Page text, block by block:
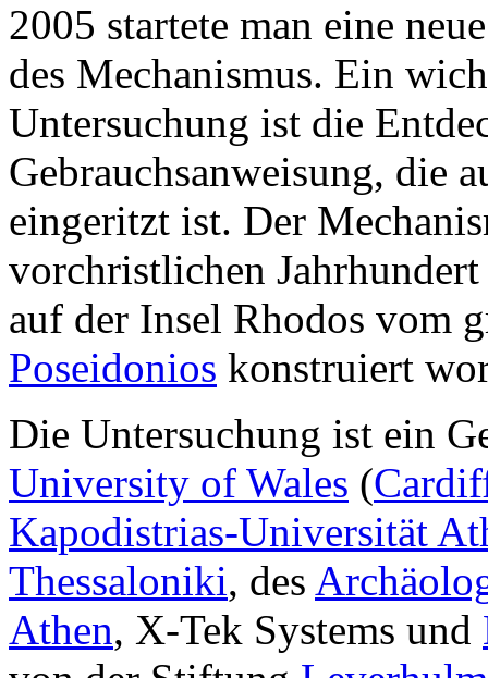
2005 startete man eine
des Mechanismus. Ein
Untersuchung ist die
Gebrauchsanweisung, die
eingeritzt ist. Der
vorchristlichen
auf der Insel Rhodos vom
Poseidonios konstruiert
Die Untersuchung ist ein
University of Wales (
Kapodistrias-Universität
Thessaloniki, des
Athen, X-Tek Systems und